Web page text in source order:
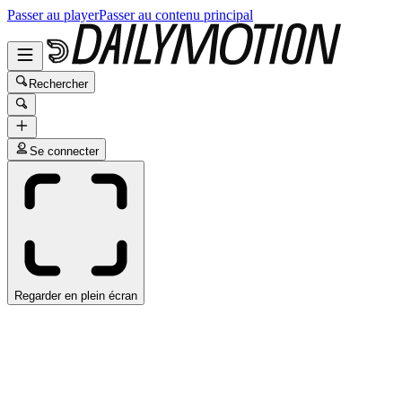
Passer au playerPasser au contenu principal
Rechercher
Se connecter
Regarder en plein écran